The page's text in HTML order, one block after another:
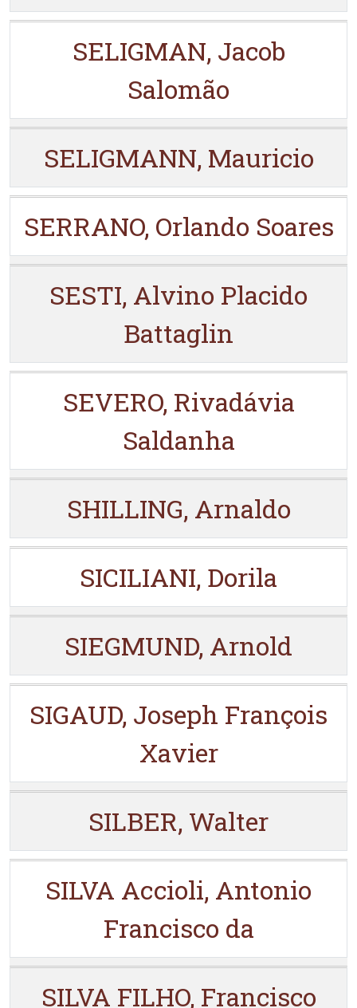
SELIGMAN, Jacob
Salomão
SELIGMANN, Mauricio
SERRANO, Orlando Soares
SESTI, Alvino Placido
Battaglin
SEVERO, Rivadávia
Saldanha
SHILLING, Arnaldo
SICILIANI, Dorila
SIEGMUND, Arnold
SIGAUD, Joseph François
Xavier
SILBER, Walter
SILVA Accioli, Antonio
Francisco da
SILVA FILHO, Francisco